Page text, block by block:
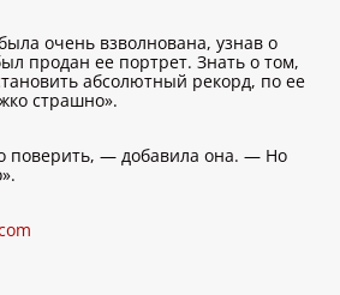
очень взволнована, узнав о
продан ее портрет. Знать о том,
абсолютный рекорд, по ее
страшно».
поверить, — добавила она. — Но